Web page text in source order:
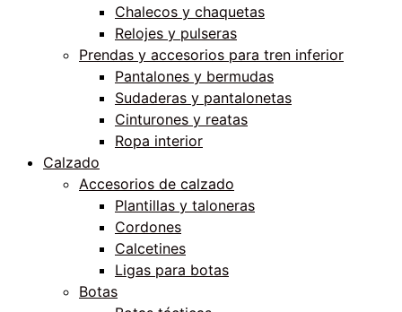
Chalecos y chaquetas
Relojes y pulseras
Prendas y accesorios para tren inferior
Pantalones y bermudas
Sudaderas y pantalonetas
Cinturones y reatas
Ropa interior
Calzado
Accesorios de calzado
Plantillas y taloneras
Cordones
Calcetines
Ligas para botas
Botas